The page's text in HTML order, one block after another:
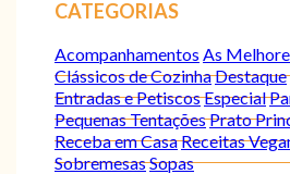
CATEGORIAS
Acompanhamentos As
Clássicos de CozinhaDestaque
Entradas e PetiscosEspecial
Pequenas TentaçõesPrato
Receba em CasaReceitas
SobremesasSopas